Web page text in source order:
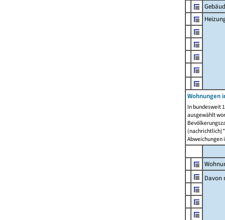
Wohnungen
In bundesweit
ausgewählt
Abweichungen
Davon